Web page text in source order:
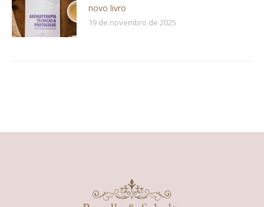
novo livro
19 de novembro de 2025